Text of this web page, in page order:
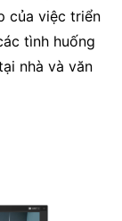
của việc triển
tình huống
nhà và văn